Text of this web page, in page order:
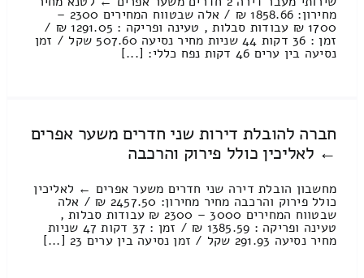
מחירון: 1858.66 ₪ / אלה שבטווח המחירים 2300 –
1700 ₪ עבודות סבלות , טעינה ופריקה : 1291.05 ₪ /
זמן : 36 דקות 44 שניות מחיר נסיעה 507.60 שקל / זמן
נסיעה בין ערים 46 דקות נפח כללי: [...]
חברה להובלת דירות שני חדרים משער אפרים
← לאליכין כולל פירוק והרכבה
מחשבון הובלת דירה שני חדרים משער אפרים ← לאליכין
כולל פירוק והרכבה מחיר מחירון: 2457.50 ₪ / אלה
שבטווח המחירים 3000 – 2300 ₪ עבודות סבלות ,
טעינה ופריקה : 1385.59 ₪ / זמן : 37 דקות 47 שניות
מחיר נסיעה 291.93 שקל / זמן נסיעה בין ערים 23 [...]